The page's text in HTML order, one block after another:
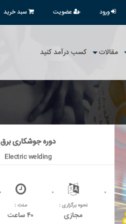
ورود عضویت سبد خرید
مقالات کسب درآمد کنید
دوره جوشکاری برق
Electric welding
نحوه برگزاری :
مجازی
مدت :
۴۰ ساعت